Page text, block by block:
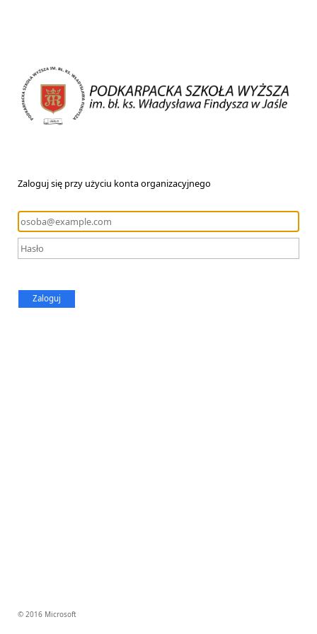
Zaloguj się przy użyciu konta organizacyjnego
Zaloguj
© 2016 Microsoft